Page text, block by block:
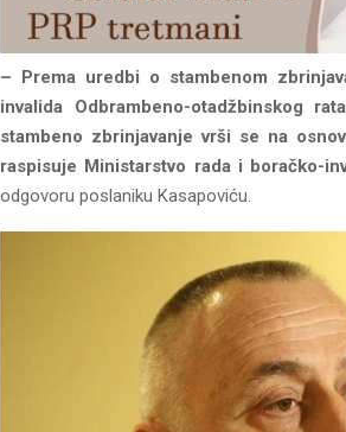
– Prema uredbi o stambenom
invalida Odbrambeno-otadžbinskog
stambeno zbrinjavanje vrši se na
raspisuje Ministarstvo rada i boračko-
odgovoru poslaniku Kasapoviću.